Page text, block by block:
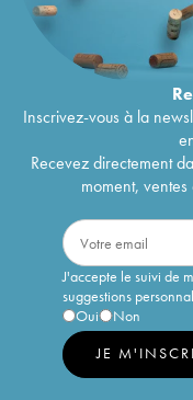
Inscrivez-vous à la
Recevez directement
moment,
J'accepte le suivi de
suggestions
Oui
Non
JE